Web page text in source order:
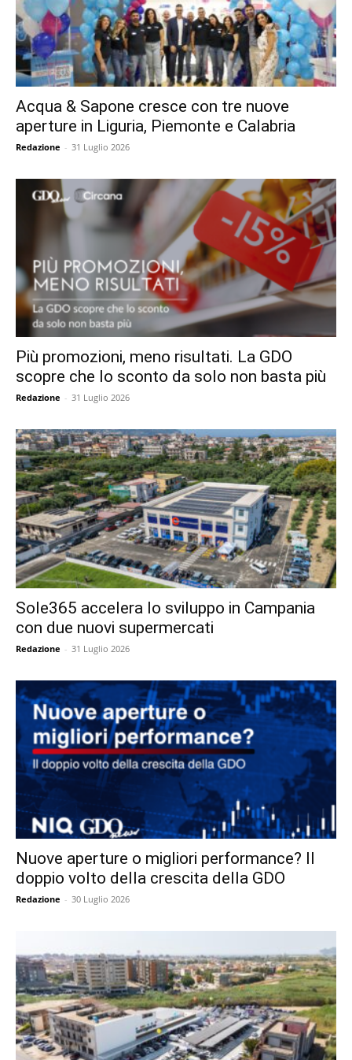
Acqua & Sapone cresce con tre nuove
aperture in Liguria, Piemonte e Calabria
Redazione - 31 Luglio 2026
Più promozioni, meno risultati. La GDO
scopre che lo sconto da solo non basta più
Redazione - 31 Luglio 2026
Sole365 accelera lo sviluppo in Campania
con due nuovi supermercati
Redazione - 31 Luglio 2026
Nuove aperture o migliori performance? Il
doppio volto della crescita della GDO
Redazione - 30 Luglio 2026